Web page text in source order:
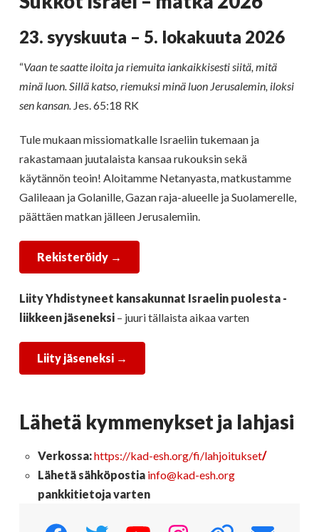
23. syyskuuta – 5. lokakuuta 2026
“Vaan te saatte iloita ja riemuita iankaikkisesti siitä, mitä
minä luon. Sillä katso, riemuksi minä luon Jerusalemin, iloksi
sen kansan.Jes. 65:18 RK
Tule mukaan missiomatkalle Israeliin tukemaan ja
rakastamaan juutalaista kansaa rukouksin sekä
käytännön teoin! Aloitamme Netanyasta, matkustamme
Galileaan ja Golanille, Gazan raja-alueelle ja Suolamerelle,
päättäen matkan jälleen Jerusalemiin.
Rekisteröidy →
Liity Yhdistyneet kansakunnat Israelin puolesta -
liikkeen jäseneksi– juuri tällaista aikaa varten
Liity jäseneksi →
Lähetä kymmenykset ja lahjasi
Verkossa:https://kad-esh.org/fi/lahjoitukset/
Lähetä sähköpostia info@kad-esh.org
pankkitietoja varten